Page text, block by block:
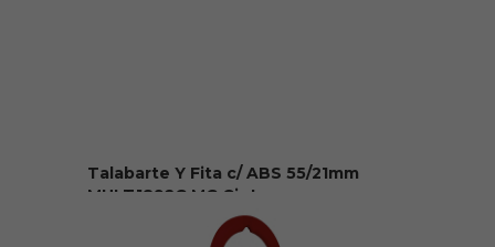
Talabarte Y Fita c/ ABS 55/21mm
MULT1892G MG Cinto